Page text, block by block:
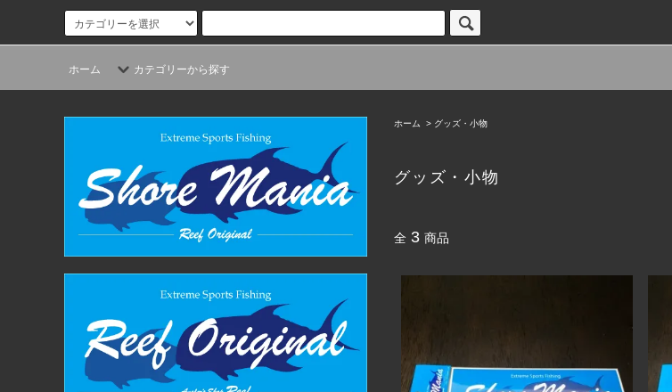
ホーム カテゴリーから探す
ホーム > グッズ・小物
グッズ・小物
全 3 商品